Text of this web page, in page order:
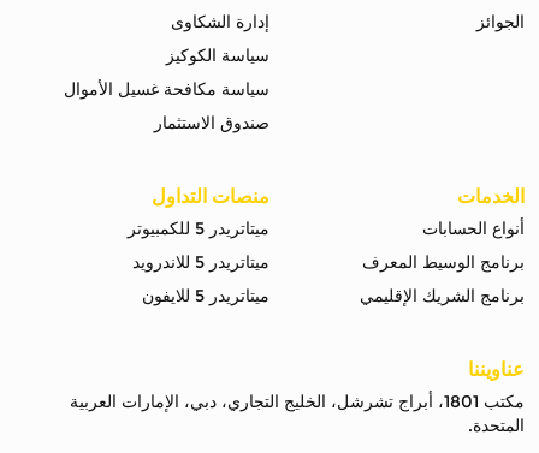
الجوائز
إدارة الشكاوى
سياسة الكوكيز
سياسة مكافحة غسيل الأموال
صندوق الاستثمار
الخدمات
أنواع الحسابات
برنامج الوسيط المعرف
برنامج الشريك الإقليمي
منصات التداول
ميتاتريدر 5 للكمبيوتر
ميتاتريدر 5 للاندرويد
ميتاتريدر 5 للايفون
عناويننا
مكتب 1801، أبراج تشرشل، الخليج التجاري، دبي، الإمارات العربية
المتحدة.